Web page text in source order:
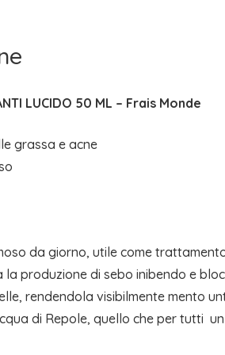
LUCIDO 50 ML – Frais Monde
grassa e acne
da giorno, utile come
la produzione di sebo inibendo e
rendendola visibilmente mento
di Repole, quello che per tutti 